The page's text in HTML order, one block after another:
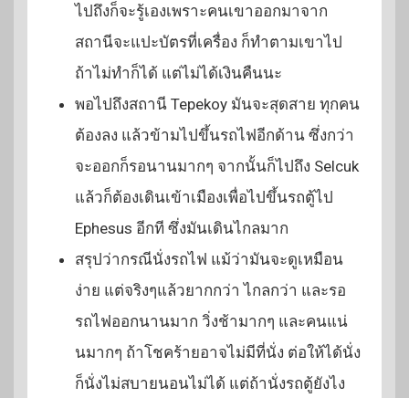
ไปถึงก็จะรู้เองเพราะคนเขาออกมาจาก
สถานีจะแปะบัตรที่เครื่อง ก็ทำตามเขาไป
ถ้าไม่ทำก็ได้ แต่ไม่ได้เงินคืนนะ
พอไปถึงสถานี Tepekoy มันจะสุดสาย ทุกคน
ต้องลง แล้วข้ามไปขึ้นรถไฟอีกด้าน ซึ่งกว่า
จะออกก็รอนานมากๆ จากนั้นก็ไปถึง Selcuk
แล้วก็ต้องเดินเข้าเมืองเพื่อไปขึ้นรถตู้ไป
Ephesus อีกที ซึ่งมันเดินไกลมาก
สรุปว่ากรณีนั่งรถไฟ แม้ว่ามันจะดูเหมือน
ง่าย แต่จริงๆแล้วยากกว่า ไกลกว่า และรอ
รถไฟออกนานมาก วิ่งช้ามากๆ และคนแน่
นมากๆ ถ้าโชคร้ายอาจไม่มีที่นั่ง ต่อให้ได้นั่ง
ก็นั่งไม่สบายนอนไม่ได้ แต่ถ้านั่งรถตู้ยังไง